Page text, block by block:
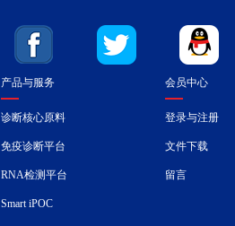
产品与服务
诊断核心原料
免疫诊断平台
RNA检测平台
Smart iPOC
会员中心
登录与注册
文件下载
留言